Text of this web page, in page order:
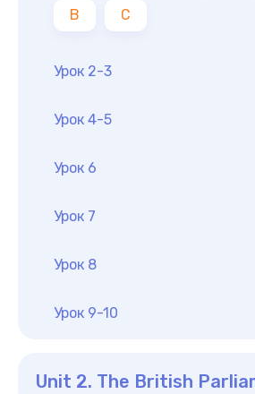
B C
Урок 2-3
Урок 4-5
Урок 6
Урок 7
Урок 8
Урок 9-10
Unit 2. The British